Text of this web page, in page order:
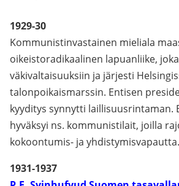
1929-30
Kommunistinvastainen mieliala
oikeistoradikaalinen lapuanliike,
väkivaltaisuuksiin ja järjesti
talonpoikaismarssin. Entisen
kyyditys synnytti laillisuusrintaman.
hyväksyi ns. kommunistilait, joilla
kokoontumis- ja yhdistymisvapautta.
1931-1937